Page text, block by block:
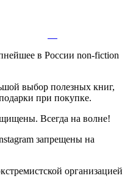
в России non-fiction
выбор полезных книг,
при покупке.
Всегда на волне!
запрещены на
организацией